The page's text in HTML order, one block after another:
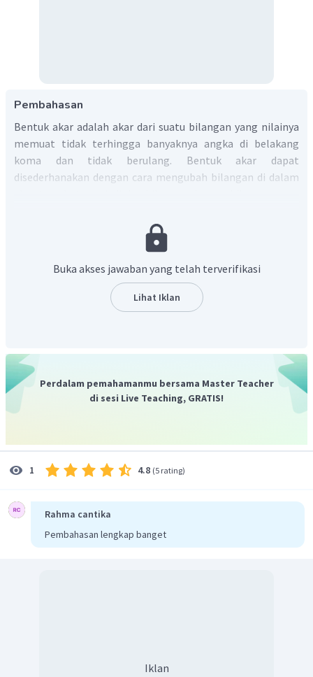
Pembahasan
Bentuk akar adalah akar dari suatu bilangan yang nilainya
memuat tidak terhingga banyaknya angka di belakang
koma dan tidak berulang. Bentuk akar dapat
disederhanakan dengan cara mengubah bilangan di dalam
=
6
3 2
Dengan demikian, nilai dari 432 =
Buka akses jawaban yang telah terverifikasi
Lihat Iklan
Perdalam pemahamanmu bersama Master Teacher
di sesi Live Teaching, GRATIS!
1 4.8 (5 rating)
Rahma cantika
Pembahasan lengkap banget
Iklan